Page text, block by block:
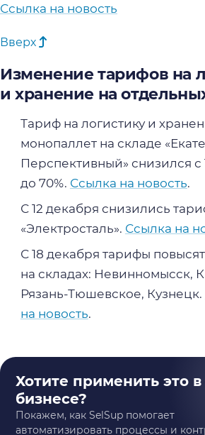
Ссылка на новость
Вверх
Изменение тарифов на
и хранение на
Тариф на логистику и
монопаллет на складе
Перспективный» снизился с
до 70%. Ссылка на новость.
С 12 декабря снизились
«Электросталь». Ссылка на
С 18 декабря тарифы
на складах: Невинномысск,
Рязань-Тюшевское, Кузнецк.
на новость.
Хотите применить это
бизнесе?
Покажем, как SelSup помогает
автоматизировать процессы и